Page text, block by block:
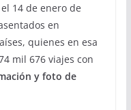
14 de enero de
en
quienes en esa
mil 676 viajes con
y foto de